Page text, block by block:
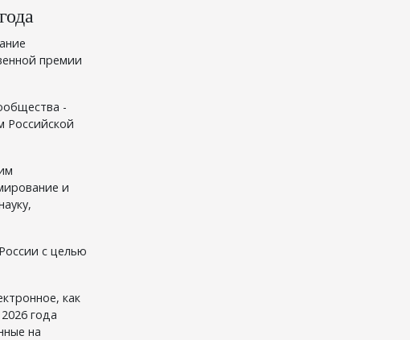
премии
-
Российской
и
с целью
как
года
на